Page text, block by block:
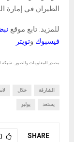
الطيران في إمارة
للمزيد: تابع موقع
فيسبوك وتويتر
مصدر المعلومات والصور : شبكة
الشارقة خلال
يستعد يوليو
SHARE